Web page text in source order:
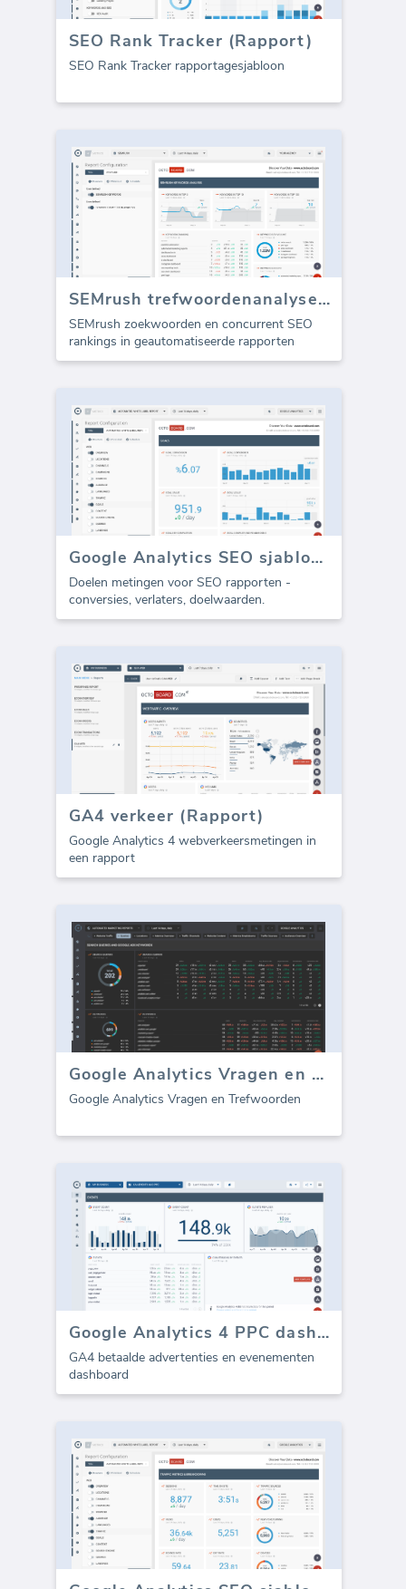
SEO Rank Tracker (Rapport)
SEO Rank Tracker rapportagesjabloon
SEMrush trefwoordenanalyse (Rapport)
SEMrush zoekwoorden en concurrent SEO
rankings in geautomatiseerde rapporten
Google Analytics SEO sjabloon - Doelen (Rapport)
Doelen metingen voor SEO rapporten -
conversies, verlaters, doelwaarden.
GA4 verkeer (Rapport)
Google Analytics 4 webverkeersmetingen in
een rapport
Google Analytics Vragen en Trefwoorden
Google Analytics Vragen en Trefwoorden
Google Analytics 4 PPC dashboard
GA4 betaalde advertenties en evenementen
dashboard